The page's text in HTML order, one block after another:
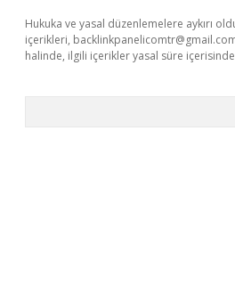
Hukuka ve yasal düzenlemelere aykırı
içerikleri,
halinde, ilgili içerikler yasal süre içerisinde